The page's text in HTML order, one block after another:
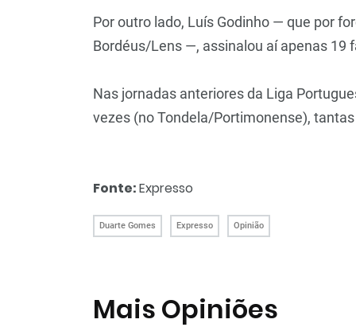
Por outro lado, Luís Godinho — que por
Bordéus/Lens —, assinalou aí apenas 19
Nas jornadas anteriores da Liga
vezes (no Tondela/Portimonense),
Fonte:Expresso
Duarte Gomes Expresso Opinião
Mais Opiniões